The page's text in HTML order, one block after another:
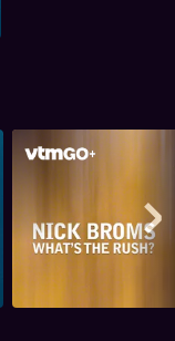
De downhill